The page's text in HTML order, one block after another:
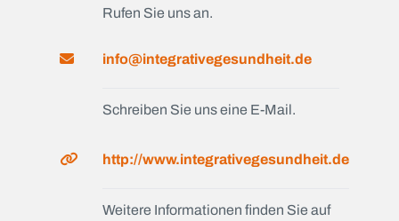
Rufen Sie uns an.
info@integrativegesundheit.de
Schreiben Sie uns eine E-Mail.
http://www.integrativegesundheit.de
Weitere Informationen finden Sie auf